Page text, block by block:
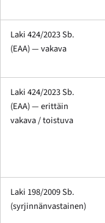
Laki 424/2023 Sb.
(EAA) — vakava
Laki 424/2023 Sb.
(EAA) — erittäin
vakava / toistuva
Laki 198/2009 Sb.
(syrjinnänvastainen)